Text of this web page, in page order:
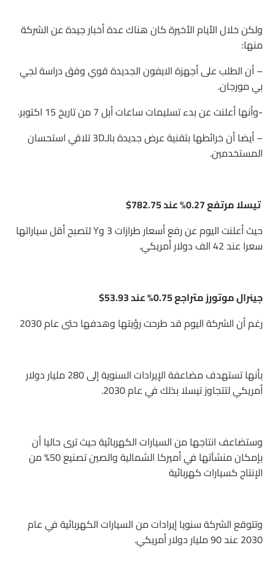
ولكن خلال الأيام الأخيرة كان هناك عدة أخبار جيدة عن الشركة
منها:
– أن الطلب على أجهزة الايفون الجديدة قوي وفق دراسة لجي
بي مورجان.
-وأنها أعلنت عن بدء تسليمات ساعات أبل 7 من تاريخ 15 اكتوبر.
– أيضا أن خرائطها بتقنية عرض جديدة بالـ3D تلاقي استحسان
المستخدمين.
تيسلا مرتفع 0.27% عند 782.75$
حيث أعلنت اليوم عن رفع أسعار طرازات 3 وY لتصبح أقل سياراتها
سعرا عند 42 الف دولار أمريكي.
جينرال موتورز متراجع 0.75% عند 53.93$
رغم أن الشركة اليوم قد طرحت رؤيتها وهدفها حتى عام 2030
بأنها تستهدف مضاعفة الإيرادات السنوية إلى 280 مليار دولار
أمريكي لتتجاوز تيسلا بذلك في عام 2030.
وستضاعف انتاجها من السيارات الكهربائية حيث ترى حاليا أن
بإمكان منشآتها في أميركا الشمالية والصين تصنيع 50% من
الإنتاج كسيارات كهربائية
وتتوقع الشركة سنويا إيرادات من السيارات الكهربائية في عام
2030 عند 90 مليار دولار أمريكي.